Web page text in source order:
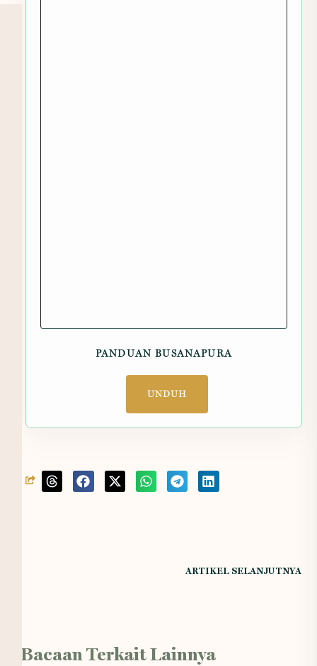
PANDUAN BUSANAPURA
UNDUH
ARTIKEL SELANJUTNYA
Bacaan Terkait Lainnya